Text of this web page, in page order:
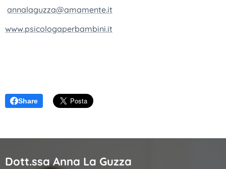
annalaguzza@amamente.it
www.psicologaperbambini.it
Share
Dott.ssa Anna La Guzza